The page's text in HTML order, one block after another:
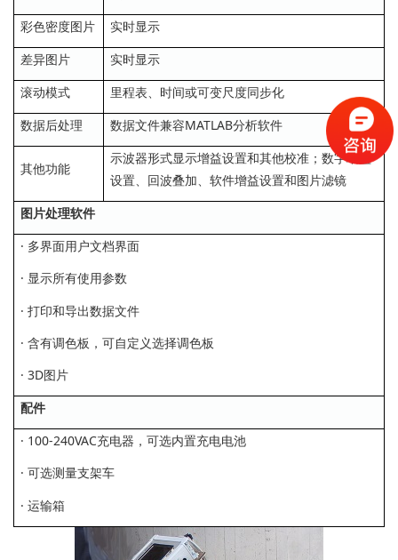
彩色密度图片
实时显示
差异图片
实时显示
滚动模式
里程表、时间或可变尺度同步化
数据后处理
数据文件兼容MATLAB分析软件
其他功能
示波器形式显示增益设置和其他校准；数字增益
设置、回波叠加、软件增益设置和图片滤镜
图片处理软件
· 多界面用户文档界面
· 显示所有使用参数
· 打印和导出数据文件
· 含有调色板，可自定义选择调色板
· 3D图片
配件
· 100-240VAC充电器，可选内置充电电池
· 可选测量支架车
· 运输箱